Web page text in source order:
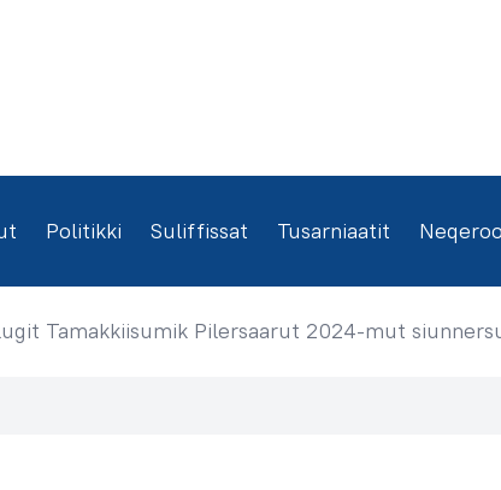
Politikki Suliffissat Tusarniaatit
Tamakkiisumik Pilersaarut 2024-mut